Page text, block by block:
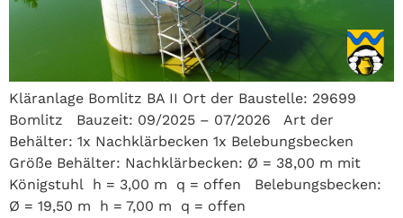
Kläranlage Bomlitz BA II Ort der Baustelle: 29699
Bomlitz Bauzeit: 09/2025 – 07/2026 Art der
Behälter: 1x Nachklärbecken 1x Belebungsbecken
Größe Behälter: Nachklärbecken: Ø = 38,00 m mit
Königstuhl h = 3,00 m q = offen Belebungsbecken:
Ø = 19,50 m h = 7,00 m q = offen